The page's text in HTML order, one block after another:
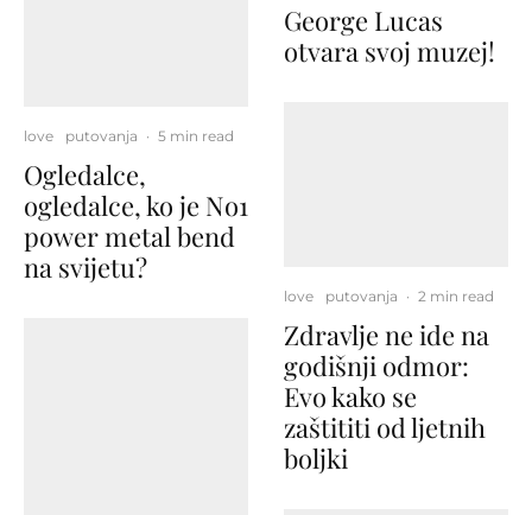
love putovanja · 5 min read
Ogledalce,
ogledalce, ko je No1
power metal bend
na svijetu?
George Lucas
otvara svoj muzej!
love putovanja · 2 min read
Zdravlje ne ide na
godišnji odmor:
Evo kako se
zaštititi od ljetnih
boljki